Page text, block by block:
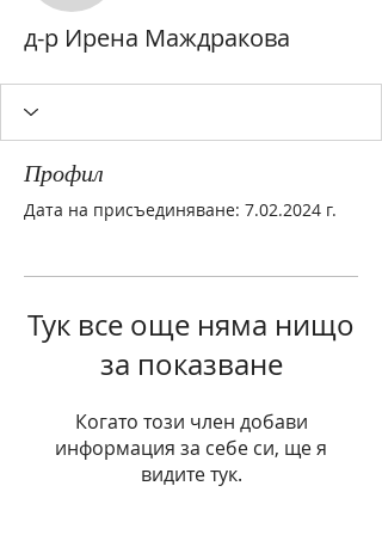
д-р Ирена Маждракова
Профил
Дата на присъединяване: 7.02.2024 г.
Тук все още няма нищо
за показване
Когато този член добави
информация за себе си, ще я
видите тук.